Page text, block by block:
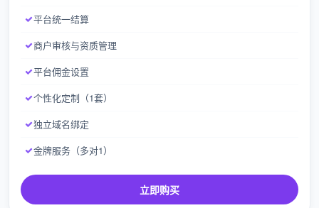
平台统一结算
商户审核与资质管理
平台佣金设置
个性化定制（1套）
独立域名绑定
金牌服务（多对1）
立即购买